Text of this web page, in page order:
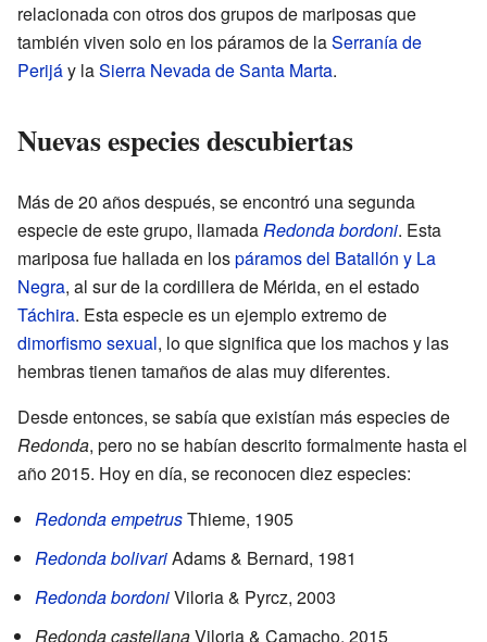
relacionada con otros dos grupos de mariposas que
también viven solo en los páramos de laSerranía de
Perijáy laSierra Nevada de Santa Marta.
Nuevas especies descubiertas
Más de 20 años después, se encontró una segunda
especie de este grupo, llamadaRedonda bordoni. Esta
mariposa fue hallada en lospáramos del Batallón y La
Negra, al sur de la cordillera de Mérida, en el estado
Táchira. Esta especie es un ejemplo extremo de
dimorfismo sexual, lo que significa que los machos y las
hembras tienen tamaños de alas muy diferentes.
Desde entonces, se sabía que existían más especies de
Redonda, pero no se habían descrito formalmente hasta el
año 2015. Hoy en día, se reconocen diez especies:
Redonda empetrusThieme, 1905
Redonda bolivariAdams & Bernard, 1981
Redonda bordoniViloria & Pyrcz, 2003
Redonda castellanaViloria & Camacho, 2015